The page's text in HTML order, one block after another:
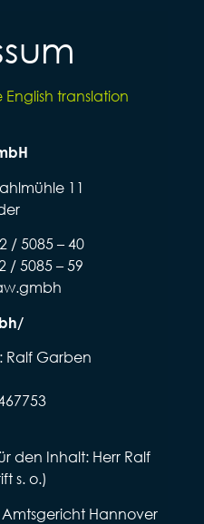
translation
11
/ 5085 – 40
/ 5085 – 59
Ralf Garben
den Inhalt: Herr Ralf
s. o.)
Hannover